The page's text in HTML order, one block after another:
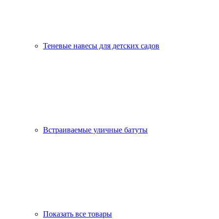
Теневые навесы для детских садов
Встраиваемые уличные батуты
Показать все товары